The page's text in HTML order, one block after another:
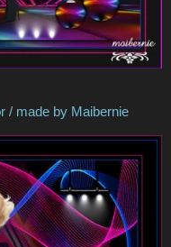
by Estrella
Maibernie